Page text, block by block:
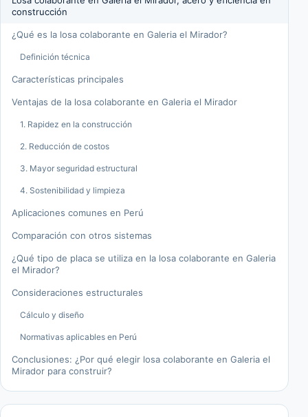
construcción
¿Qué es la losa colaborante en Galeria el Mirador?
Definición técnica
Características principales
Ventajas de la losa colaborante en Galeria el Mirador
1. Rapidez en la construcción
2. Reducción de costos
3. Mayor seguridad estructural
4. Sostenibilidad y limpieza
Aplicaciones comunes en Perú
Comparación con otros sistemas
¿Qué tipo de placa se utiliza en la losa colaborante en Galeria
el Mirador?
Consideraciones estructurales
Cálculo y diseño
Normativas aplicables en Perú
Conclusiones: ¿Por qué elegir losa colaborante en Galeria el
Mirador para construir?